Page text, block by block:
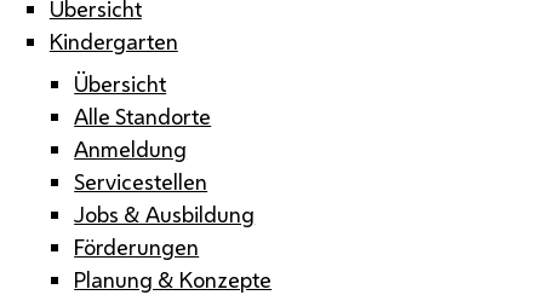
Übersicht
Kindergarten
Übersicht
Alle Standorte
Anmeldung
Servicestellen
Jobs & Ausbildung
Förderungen
Planung & Konzepte